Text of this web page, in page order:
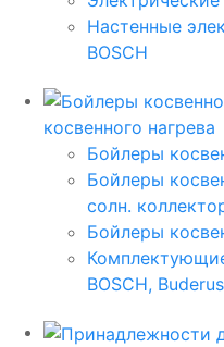
Настенные
BOSCH
косвенного нагрева
Бойлеры
Бойлеры
солн.
Бойлеры
BOSCH, Buderus